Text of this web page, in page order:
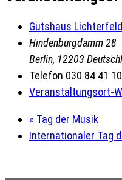
Gutshaus
Hindenburgdamm 28
Berlin, 12203
Telefon 030 84 41
Veranstaltungsort-
« Tag der Musik
Internationaler Tag